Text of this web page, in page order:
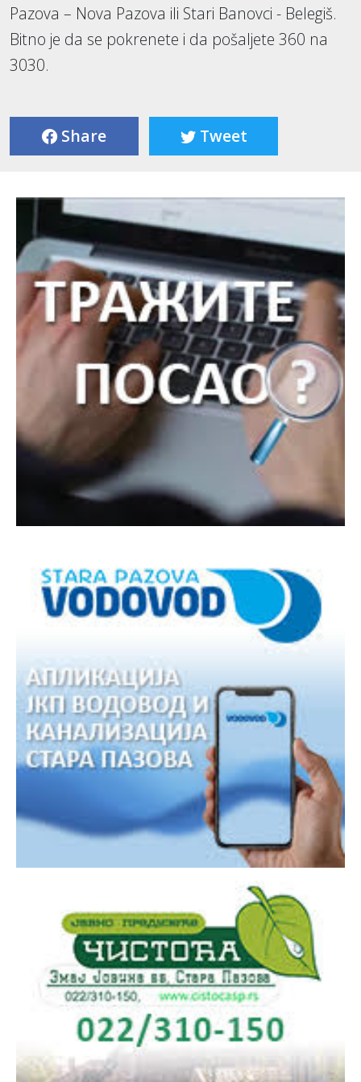
Pazova – Nova Pazova ili Stari Banovci - Belegiš.
Bitno je da se pokrenete i da pošaljete 360 na
3030.
Share Tweet